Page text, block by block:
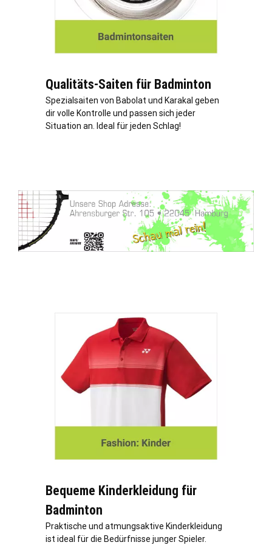
Qualitäts-Saiten für Badminton
Spezialsaiten von Babolat und Karakal geben
dir volle Kontrolle und passen sich jeder
Situation an. Ideal für jeden Schlag!
Bequeme Kinderkleidung für
Badminton
Praktische und atmungsaktive Kinderkleidung
ist ideal für die Bedürfnisse junger Spieler.